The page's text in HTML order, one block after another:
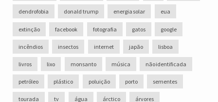
dendrofobia donald trump energia solar eua
extinção facebook fotografia gatos google
incêndios insectos internet japão lisboa
livros lixo monsanto música não identificada
petróleo plástico poluição porto sementes
tourada tv água árctico árvores